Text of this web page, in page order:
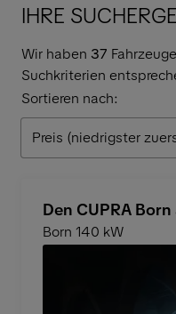
IHRE
Wir haben 37
Suchkriterien
Sortieren nach:
Den CUPRA
Born 140 kW